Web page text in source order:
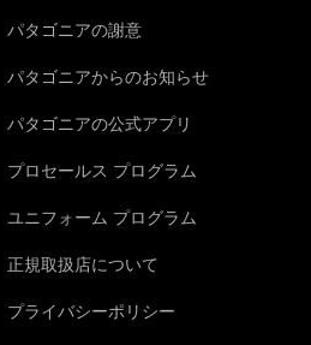
パタゴニアの謝意
パタゴニアからのお知らせ
パタゴニアの公式アプリ
プロセールス プログラム
ユニフォーム プログラム
正規取扱店について
プライバシーポリシー